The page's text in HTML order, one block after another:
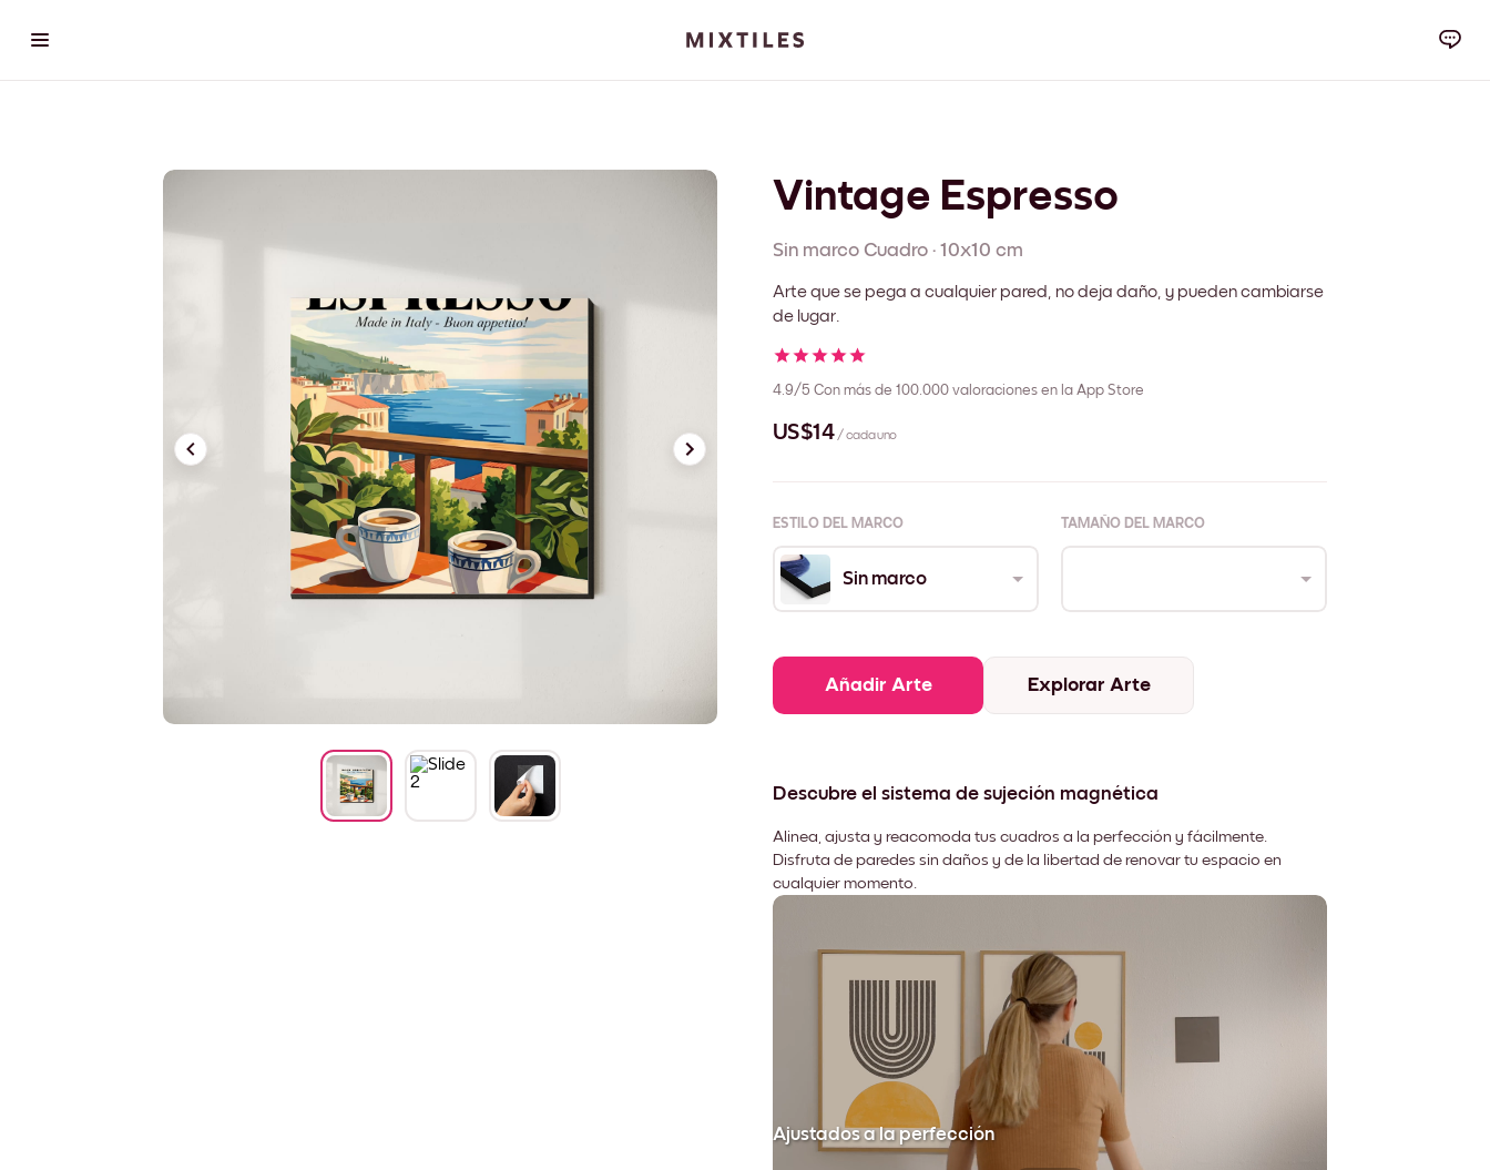
Vintage Espresso
Sin marco Cuadro · 10x10 cm
Arte que se pega a cualquier pared, no deja daño, y pueden cambiarse
de lugar.
4.9/5 Con más de 100.000 valoraciones en la App Store
US$14 / cada uno
ESTILO DEL MARCO TAMAÑO DEL MARCO
Sin marco
Añadir Arte Explorar Arte
Descubre el sistema de sujeción magnética
Alinea, ajusta y reacomoda tus cuadros a la perfección y fácilmente.
Disfruta de paredes sin daños y de la libertad de renovar tu espacio en
cualquier momento.
Ajustados a la perfección